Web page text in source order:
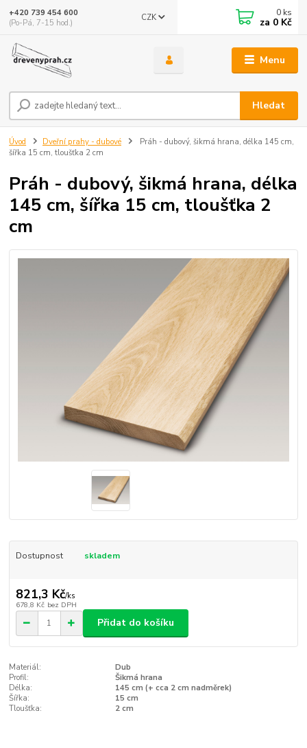
Menu
CZK
Hledat
+420 739 454 600
(Po-Pá, 7-15 hod.)
0 ks
za 0 Kč
Úvod Dveřní prahy - dubové
Práh - dubový, šikmá hrana, délka 145 cm,
šířka 15 cm, tloušťka 2 cm
Práh - dubový, šikmá hrana, délka
145 cm, šířka 15 cm, tloušťka 2
cm
Dostupnost skladem
821,3 Kč/ks
678,8 Kč bez DPH
Přidat do košíku
Materiál:
Dub
Profil:
Šikmá hrana
Délka:
145 cm (+ cca 2 cm nadměrek)
Šířka:
15 cm
Tloušťka:
2 cm